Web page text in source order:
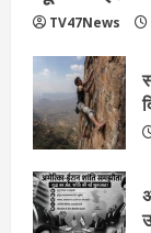
TV47News